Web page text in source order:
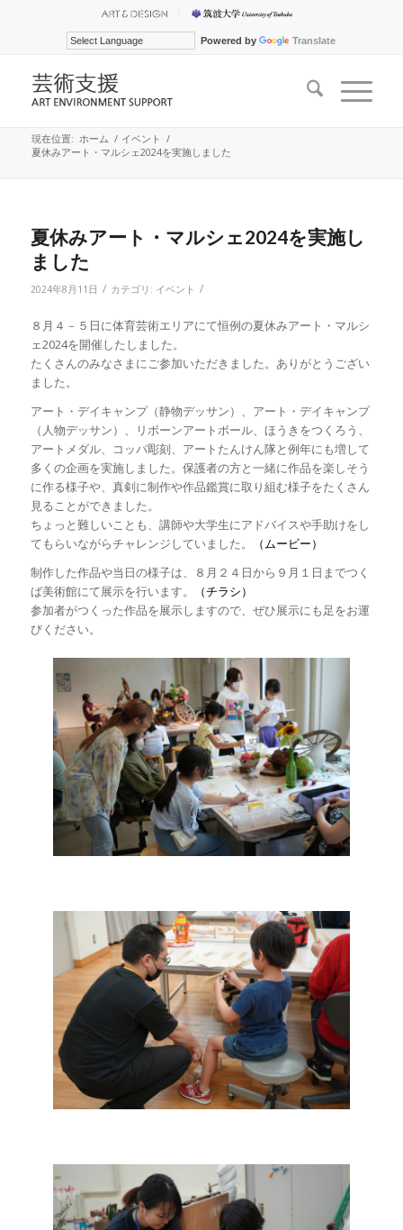
Powered by Translate
現在位置: ホーム / イベント /
夏休みアート・マルシェ2024を実施しました
夏休みアート・マルシェ2024を実施し
ました
2024年8月11日 / カテゴリ: イベント /
８月４－５日に体育芸術エリアにて恒例の夏休みアート・マルシ
ェ2024を開催したしました。
たくさんのみなさまにご参加いただきました。ありがとうござい
ました。
アート・デイキャンプ（静物デッサン）、アート・デイキャンプ
（人物デッサン）、リボーンアートボール、ほうきをつくろう、
アートメダル、コッパ彫刻、アートたんけん隊と例年にも増して
多くの企画を実施しました。保護者の方と一緒に作品を楽しそう
に作る様子や、真剣に制作や作品鑑賞に取り組む様子をたくさん
見ることができました。
ちょっと難しいことも、講師や大学生にアドバイスや手助けをし
てもらいながらチャレンジしていました。
（ムービー）
制作した作品や当日の様子は、８月２４日から９月１日までつく
ば美術館にて展示を行います。
（チラシ）
参加者がつくった作品を展示しますので、ぜひ展示にも足をお運
びください。